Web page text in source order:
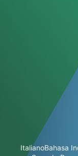
Bahasa
Italiano